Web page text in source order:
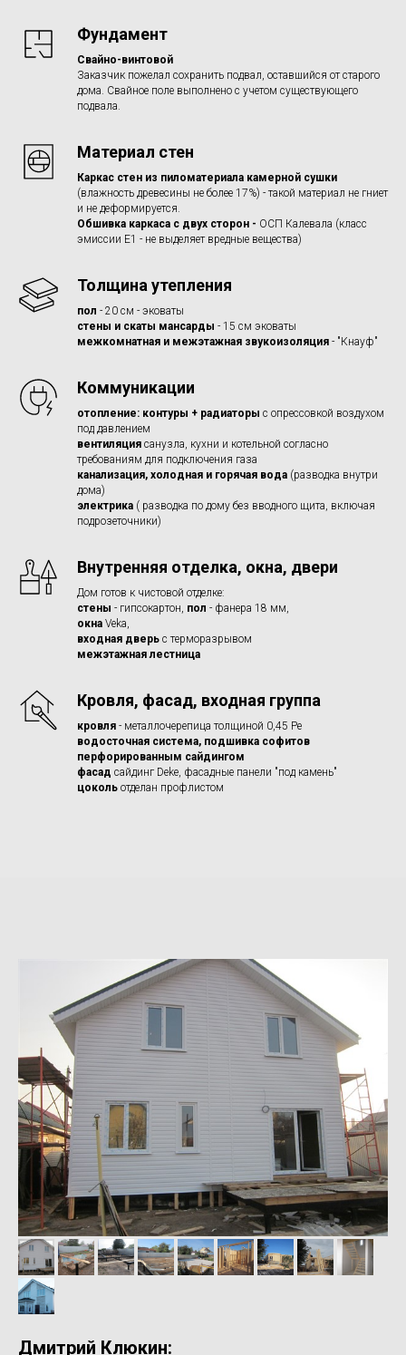
Фундамент
Свайно-винтовой
Заказчик пожелал сохранить подвал, оставшийся от старого
дома. Свайное поле выполнено с учетом существующего
подвала.
Материал стен
Каркас стен из пиломатериала камерной сушки
(влажность древесины не более 17%) - такой материал не гниет
и не деформируется.
Обшивка каркаса с двух сторон - ОСП Калевала (класс
эмиссии Е1 - не выделяет вредные вещества)
Толщина утепления
пол - 20 см - эковаты
стены и скаты мансарды - 15 см эковаты
межкомнатная и межэтажная звукоизоляция - "Кнауф"
Коммуникации
отопление: контуры + радиаторы с опрессовкой воздухом
под давлением
вентиляция санузла, кухни и котельной согласно
требованиям для подключения газа
канализация, холодная и горячая вода (разводка внутри
дома)
электрика ( разводка по дому без вводного щита, включая
подрозеточники)
Внутренняя отделка, окна, двери
Дом готов к чистовой отделке:
стены - гипсокартон, пол - фанера 18 мм,
окна Veka,
входная дверь с терморазрывом
межэтажная лестница
Кровля, фасад, входная группа
кровля - металлочерепица толщиной 0,45 Ре
водосточная система, подшивка софитов
перфорированным сайдингом
фасад сайдинг Deke, фасадные панели "под камень"
цоколь отделан профлистом
Дмитрий Клюкин: